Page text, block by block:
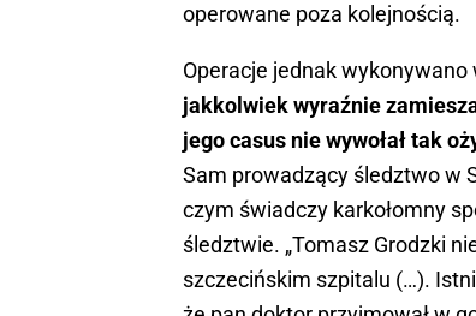
operowane poza kolejnością.
Operacje jednak
jakkolwiek wyraźnie
jego casus nie wywołał tak
Sam prowadzący śledztwo w
czym świadczy karkołomny
śledztwie. „Tomasz Grodzki
szczecińskim szpitalu (…).